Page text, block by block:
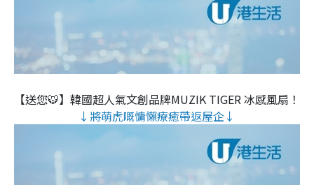
【送您🐯】韓國超人氣文創品牌MUZIK TIGER 冰感風扇！
↓將萌虎嘅慵懶療癒帶返屋企↓